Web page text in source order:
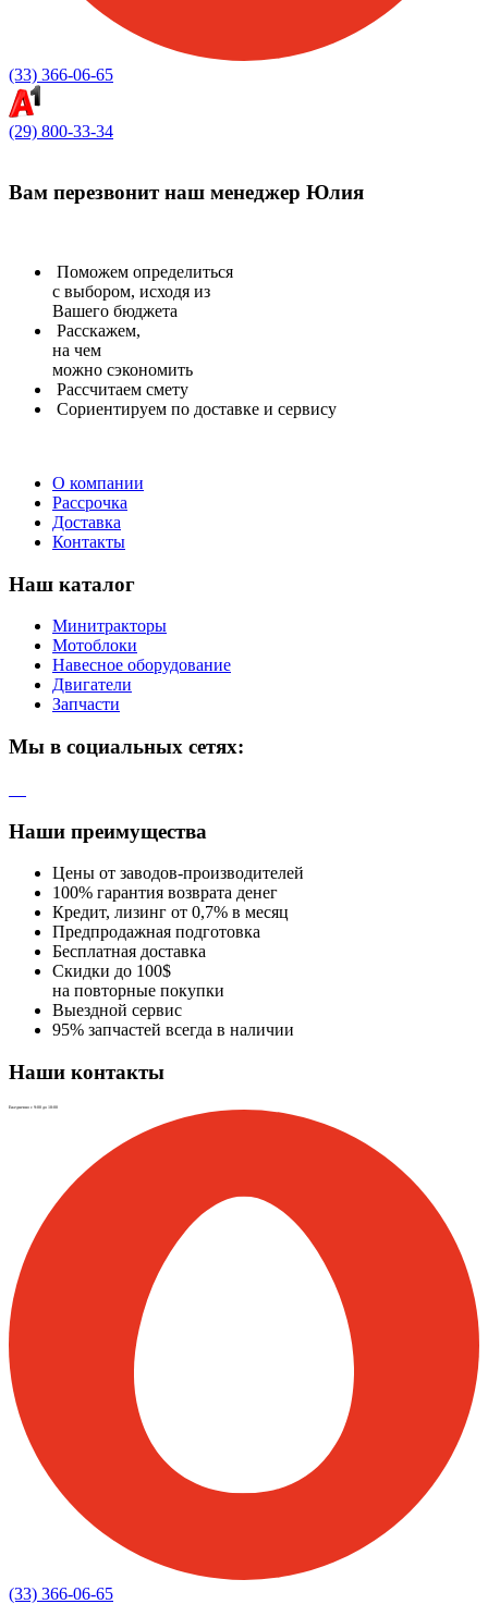
(33) 366-06-65
(29) 800-33-34
Вам перезвонитнаш менеджер Юлия
Поможем определиться
с выбором, исходя из
Вашего бюджета
Расскажем,
на чем
можно сэкономить
Рассчитаем смету
Сориентируем по доставке и сервису
О компании
Рассрочка
Доставка
Контакты
Наш каталог
Минитракторы
Мотоблоки
Навесное оборудование
Двигатели
Запчасти
Мы в социальных сетях:
Наши преимущества
Цены от заводов-производителей
100% гарантия возврата денег
Кредит, лизинг от 0,7% в месяц
Предпродажная подготовка
Бесплатная доставка
Скидки до 100$
на повторные покупки
Выездной сервис
95% запчастей всегда в наличии
Наши контакты
Ежедневно с 9:00 до 18:00
(33) 366-06-65